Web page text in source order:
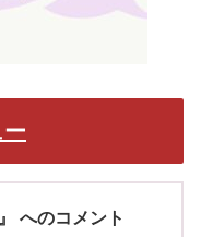
ー
へのコメント